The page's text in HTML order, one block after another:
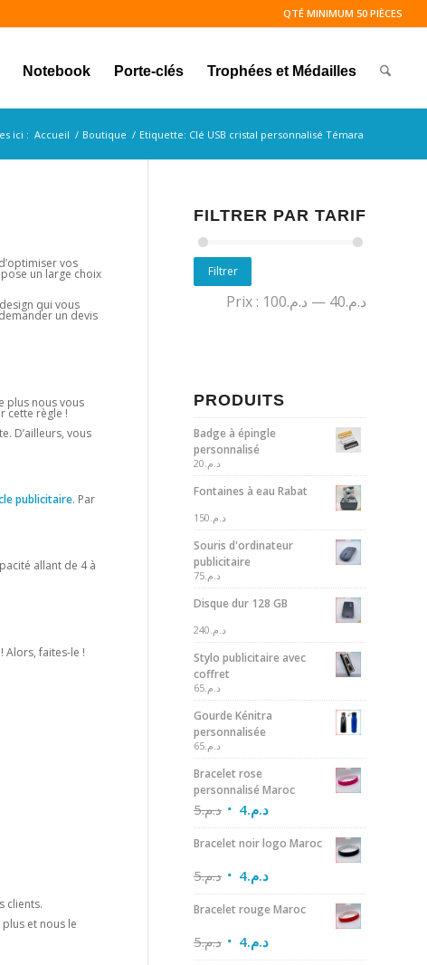
QTÉ MINIMUM 50 PIÈCES
Notebook Porte-clés Trophées et Médailles
ici : Accueil / Boutique / Etiquette: Clé USB cristal personnalisé Témara
vos
un large choix
qui vous
un devis
plus nous vous
cette règle !
D’ailleurs, vous
publicitaire. Par
allant de 4 à
Alors, faites-le !
clients.
et nous le
FILTRER PAR TARIF
Filtrer
Prix : د.م.40 — د.م.100
PRODUITS
Badge à épingle
personnalisé
د.م. 20
Fontaines à eau Rabat
د.م. 150
Souris d'ordinateur
publicitaire
د.م. 75
Disque dur 128 GB
د.م. 240
Stylo publicitaire avec
coffret
د.م. 65
Gourde Kénitra
personnalisée
د.م. 65
Bracelet rose
personnalisé Maroc
د.م.5 د.م.4
Bracelet noir logo Maroc
د.م.5 د.م.4
Bracelet rouge Maroc
د.م.5 د.م.4